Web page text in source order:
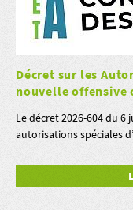
Décret sur les
nouvelle offensive
Le décret 2026-604 du
autorisations spéciales